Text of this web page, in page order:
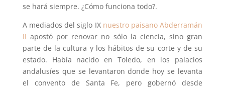
se hará siempre. ¿Cómo funciona todo?.
A mediados del siglo IX nuestro paisano Abderramán
II apostó por renovar no sólo la ciencia, sino gran
parte de la cultura y los hábitos de su corte y de su
estado. Había nacido en Toledo, en los palacios
andalusíes que se levantaron donde hoy se levanta
el convento de Santa Fe, pero gobernó desde